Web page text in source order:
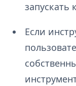
запускать
Если